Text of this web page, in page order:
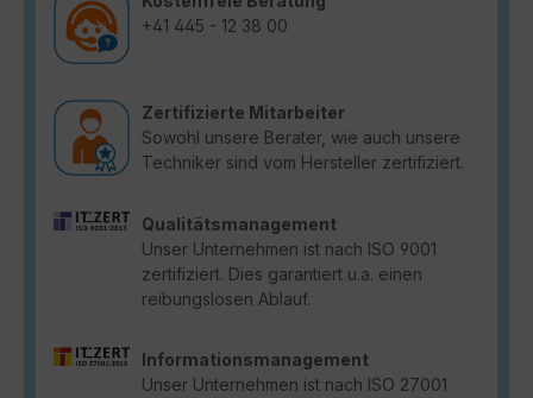
+41 445 - 12 38 00
Zertifizierte Mitarbeiter
Sowohl unsere Berater, wie auch unsere
Techniker sind vom Hersteller zertifiziert.
Qualitätsmanagement
Unser Unternehmen ist nach ISO 9001
zertifiziert. Dies garantiert u.a. einen
reibungslosen Ablauf.
Informationsmanagement
Unser Unternehmen ist nach ISO 27001